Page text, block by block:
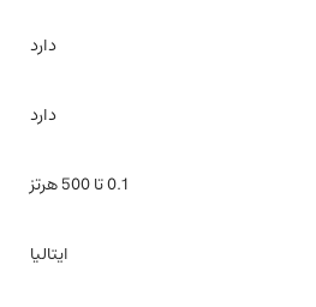
دارد
دارد
0.1 تا 500 هرتز
ایتالیا